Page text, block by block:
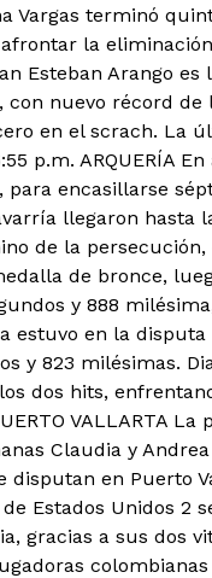
Vargas terminó
la
Esteban Arango
nuevo récord de
en el scrach. La
p.m. ARQUERÍA
encasillarse
llegaron hasta
de la
de bronce,
y 888
estuvo en la
y 823 milésimas.
dos hits,
VALLARTA La
Claudia y Andrea
disputan en Puerto
Estados Unidos 2
gracias a sus dos